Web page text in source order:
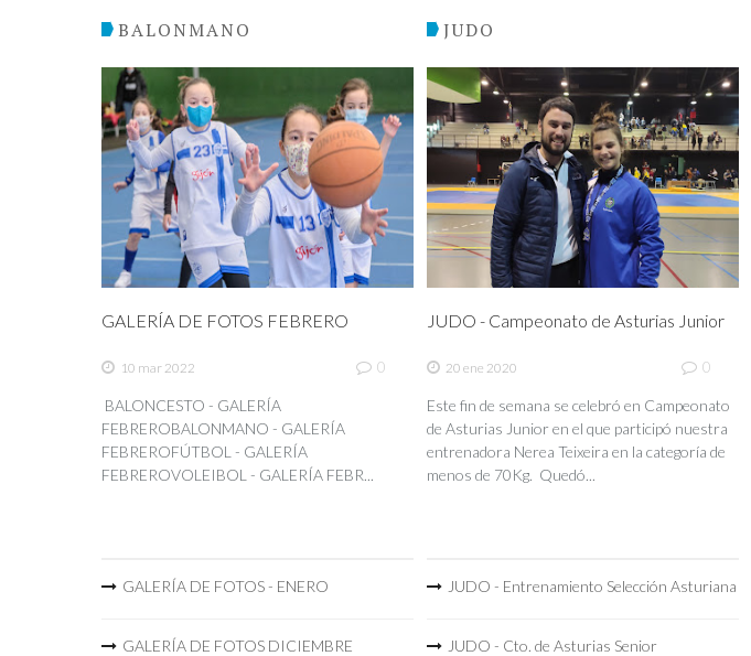
BALONMANO
GALERÍA DE FOTOS FEBRERO
10 mar 2022 0
BALONCESTO - GALERÍA
FEBREROBALONMANO - GALERÍA
FEBREROFÚTBOL - GALERÍA
FEBREROVOLEIBOL - GALERÍA FEBR...
GALERÍA DE FOTOS - ENERO
GALERÍA DE FOTOS DICIEMBRE
JUDO
JUDO - Campeonato de Asturias Junior
20 ene 2020 0
Este fin de semana se celebró en Campeonato
de Asturias Junior en el que participó nuestra
entrenadora Nerea Teixeira en la categoría de
menos de 70Kg. Quedó...
JUDO - Entrenamiento Selección Asturiana
JUDO - Cto. de Asturias Senior